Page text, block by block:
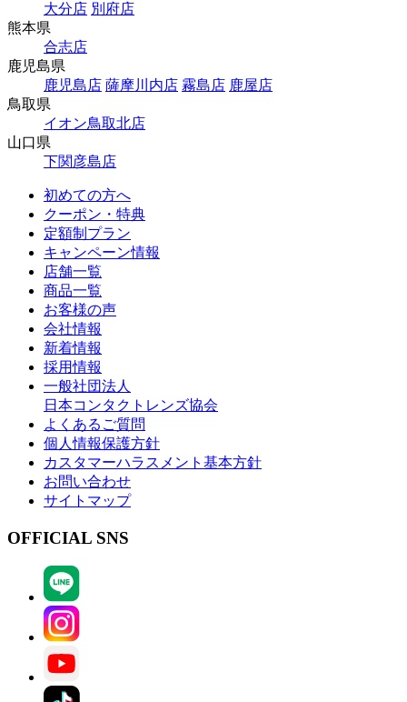
大分店 別府店
熊本県
合志店
鹿児島県
鹿児島店 薩摩川内店 霧島店 鹿屋店
鳥取県
イオン鳥取北店
山口県
下関彦島店
初めての方へ
クーポン・特典
定額制プラン
キャンペーン情報
店舗一覧
商品一覧
お客様の声
会社情報
新着情報
採用情報
一般社団法人
日本コンタクトレンズ協会
よくあるご質問
個人情報保護方針
カスタマーハラスメント基本方針
お問い合わせ
サイトマップ
OFFICIAL SNS